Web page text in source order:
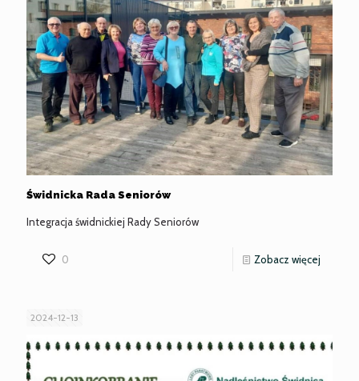
Świdnicka Rada Seniorów
Integracja świdnickiej Rady Seniorów
0 Zobacz więcej
2024-12-13